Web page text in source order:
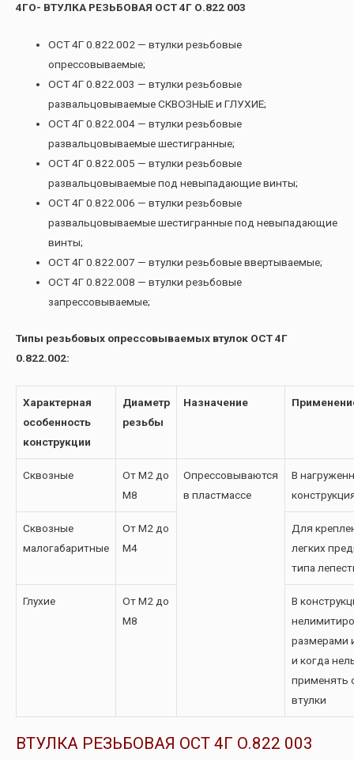
4ГО- ВТУЛКА РЕЗЬБОВАЯ ОСТ 4Г О.822 003
ОСТ 4Г 0.822.002 — втулки резьбовые
опрессовываемые;
ОСТ 4Г 0.822.003 — втулки резьбовые
развальцовываемые СКВОЗНЫЕ и ГЛУХИЕ;
ОСТ 4Г 0.822.004 — втулки резьбовые
развальцовываемые шестигранные;
ОСТ 4Г 0.822.005 — втулки резьбовые
развальцовываемые под невыпадающие винты;
ОСТ 4Г 0.822.006 — втулки резьбовые
развальцовываемые шестигранные под невыпадающие
винты;
ОСТ 4Г 0.822.007 — втулки резьбовые ввертываемые;
ОСТ 4Г 0.822.008 — втулки резьбовые
запрессовываемые;
Типы резьбовых опрессовываемых втулок ОСТ 4Г
0.822.002:
Характерная
особенность
конструкции
Диаметр
резьбы
Назначение
Сквозные
От М2 до
М8
Опрессовываются
в пластмассе
В
Сквозные
малогабаритные
От М2 до
М4
Для
легких
типа
Глухие
От М2 до
М8
В
размерами
и когда
применять
втулки
ВТУЛКА РЕЗЬБОВАЯ ОСТ 4Г О.822 003